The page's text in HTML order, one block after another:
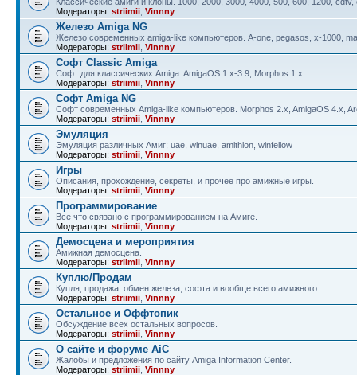
Модераторы: striimii Vinnny
Железо Amiga NG
Железо современных amiga-like компьютеров. A-one, pegasos, x-1000,
Модераторы: striimii Vinnny
Софт Classic Amiga
Софт для классических Amiga. AmigaOS 1.x-3.9, Morphos 1.x
Модераторы: striimii Vinnny
Софт Amiga NG
Софт современных Amiga-like компьютеров. Morphos 2.x, AmigaOS 4.x,
Модераторы: striimii Vinnny
Эмуляция
Эмуляция различных Амиг; uae, winuae, amithlon, winfellow
Модераторы: striimii Vinnny
Игры
Описания, прохождение, секреты, и прочее про амижные игры.
Модераторы: striimii Vinnny
Программирование
Все что связано с программированием на Амиге.
Модераторы: striimii Vinnny
Демосцена и мероприятия
Амижная демосцена.
Модераторы: striimii Vinnny
Куплю/Продам
Купля, продажа, обмен железа, софта и вообще всего амижного.
Модераторы: striimii Vinnny
Остальное и Оффтопик
Обсуждение всех остальных вопросов.
Модераторы: striimii Vinnny
О сайте и форуме AiC
Жалобы и предложения по сайту Amiga Information Center.
Модераторы: striimii Vinnny